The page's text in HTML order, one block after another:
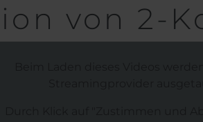
von 2-